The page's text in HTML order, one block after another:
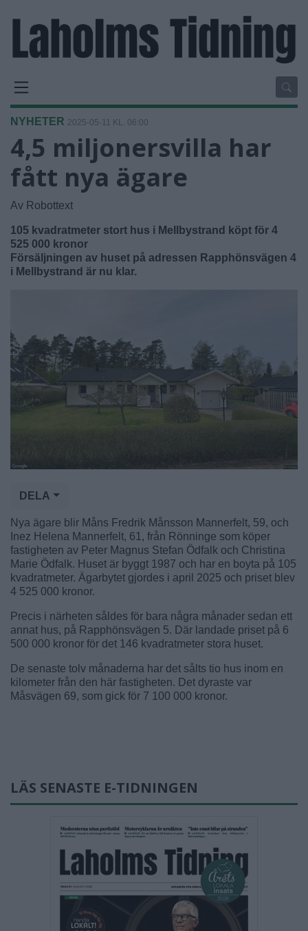
NYHETER 2025-05-11 KL. 06:00
4,5 miljonersvilla har
fått nya ägare
Av Robottext
105 kvadratmeter stort hus i Mellbystrand köpt för 4
525 000 kronor
Försäljningen av huset på adressen Rapphönsvägen 4
i Mellbystrand är nu klar.
DELA
Nya ägare blir Måns Fredrik Månsson Mannerfelt, 59, och
Inez Helena Mannerfelt, 61, från Rönninge som köper
fastigheten av Peter Magnus Stefan Ödfalk och Christina
Marie Ödfalk. Huset är byggt 1987 och har en boyta på 105
kvadratmeter. Ägarbytet gjordes i april 2025 och priset blev
4 525 000 kronor.
Precis i närheten såldes för bara några månader sedan ett
annat hus, på Rapphönsvägen 5. Där landade priset på 6
500 000 kronor för det 146 kvadratmeter stora huset.
De senaste tolv månaderna har det sålts tio hus inom en
kilometer från den här fastigheten. Det dyraste var
Måsvägen 69, som gick för 7 100 000 kronor.
LÄS SENASTE E-TIDNINGEN